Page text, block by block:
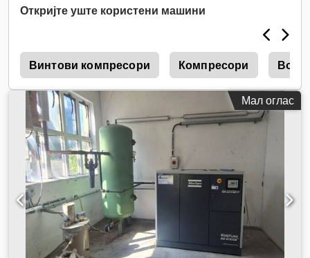
Откријте уште користени машини
Винтови компресори Компресори
Мал оглас